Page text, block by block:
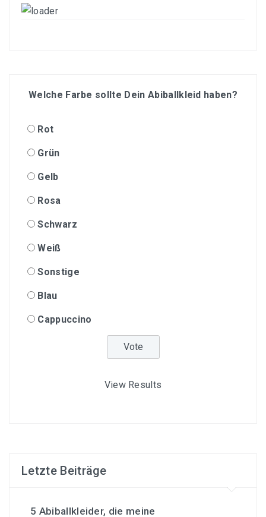
Welche Farbe sollte Dein Abiballkleid haben?
Rot
Grün
Gelb
Rosa
Schwarz
Weiß
Sonstige
Blau
Cappuccino
View Results
Letzte Beiträge
5 Abiballkleider, die meine